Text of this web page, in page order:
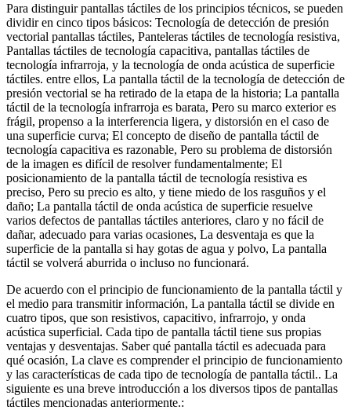
Para distinguir pantallas táctiles de los principios técnicos, se pueden
dividir en cinco tipos básicos: Tecnología de detección de presión
vectorial pantallas táctiles, Panteleras táctiles de tecnología resistiva,
Pantallas táctiles de tecnología capacitiva, pantallas táctiles de
tecnología infrarroja, y la tecnología de onda acústica de superficie
táctiles. entre ellos, La pantalla táctil de la tecnología de detección de
presión vectorial se ha retirado de la etapa de la historia; La pantalla
táctil de la tecnología infrarroja es barata, Pero su marco exterior es
frágil, propenso a la interferencia ligera, y distorsión en el caso de
una superficie curva; El concepto de diseño de pantalla táctil de
tecnología capacitiva es razonable, Pero su problema de distorsión
de la imagen es difícil de resolver fundamentalmente; El
posicionamiento de la pantalla táctil de tecnología resistiva es
preciso, Pero su precio es alto, y tiene miedo de los rasguños y el
daño; La pantalla táctil de onda acústica de superficie resuelve
varios defectos de pantallas táctiles anteriores, claro y no fácil de
dañar, adecuado para varias ocasiones, La desventaja es que la
superficie de la pantalla si hay gotas de agua y polvo, La pantalla
táctil se volverá aburrida o incluso no funcionará.
De acuerdo con el principio de funcionamiento de la pantalla táctil y
el medio para transmitir información, La pantalla táctil se divide en
cuatro tipos, que son resistivos, capacitivo, infrarrojo, y onda
acústica superficial. Cada tipo de pantalla táctil tiene sus propias
ventajas y desventajas. Saber qué pantalla táctil es adecuada para
qué ocasión, La clave es comprender el principio de funcionamiento
y las características de cada tipo de tecnología de pantalla táctil.. La
siguiente es una breve introducción a los diversos tipos de pantallas
táctiles mencionadas anteriormente.: